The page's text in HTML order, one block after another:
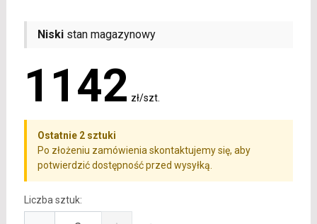
Niskistan magazynowy
1142 zł/szt.
Ostatnie 2 sztuki
Po złożeniu zamówienia skontaktujemy się, aby
potwierdzić dostępność przed wysyłką.
Liczba sztuk: